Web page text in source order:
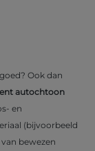
Ook dan
autochtoon
en
(bijvoorbeeld
bewezen